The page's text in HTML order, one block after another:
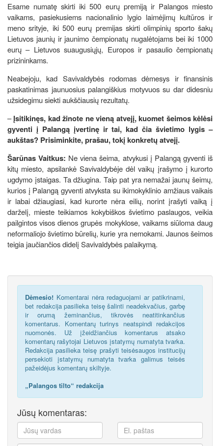
Esame numatę skirti iki 500 eurų premiją ir Palangos miesto
vaikams, pasiekusiems nacionalinio lygio laimėjimų kultūros ir
meno srityje, iki 500 eurų premijas skirti olimpinių sporto šakų
Lietuvos jaunių ir jaunimo čempionatų nugalėtojams bei iki 1000
eurų – Lietuvos suaugusiųjų, Europos ir pasaulio čempionatų
prizininkams.
Neabejoju, kad Savivaldybės rodomas dėmesys ir finansinis
paskatinimas jaunuosius palangiškius motyvuos su dar didesniu
užsidegimu siekti aukščiausių rezultatų.
–Įsitikinęs, kad žinote ne vieną atvejį, kuomet šeimos kėlėsi
gyventi į Palangą įvertinę ir tai, kad čia švietimo lygis –
aukštas? Prisiminkite, prašau, tokį konkretų atvejį.
Šarūnas Vaitkus: Ne viena šeima, atvykusi į Palangą gyventi iš
kitų miesto, apsilankė Savivaldybėje dėl vaikų įrašymo į kurorto
ugdymo įstaigas. Ta džiugina. Taip pat yra nemažai jaunų šeimų,
kurios į Palangą gyventi atvyksta su ikimokyklinio amžiaus vaikais
ir labai džiaugiasi, kad kurorte nėra eilių, norint įrašyti vaiką į
darželį, mieste teikiamos kokybiškos švietimo paslaugos, veikia
pailgintos visos dienos grupės mokyklose, vaikams siūloma daug
neformaliojo švietimo būrelių, kurie yra nemokami. Jaunos šeimos
teigia jaučiančios didelį Savivaldybės palaikymą.
Dėmesio! Komentarai nėra redaguojami ar patikrinami,
bet redakcija pasilieka teisę šalinti neadekvačius, garbę
ir orumą žeminančius, tikrovės neatitinkančius
komentarus. Komentarų turinys neatspindi redakcijos
nuomonės. Už įžeidžiančius komentarus atsako
komentarų rašytojai Lietuvos įstatymų numatyta tvarka.
Redakcija pasilieka teisę prašyti teisėsaugos institucijų
persekioti įstatymų numatyta tvarka galimus teisės
pažeidėjus komentarų skiltyje.
„Palangos tilto“ redakcija
Jūsų komentaras: